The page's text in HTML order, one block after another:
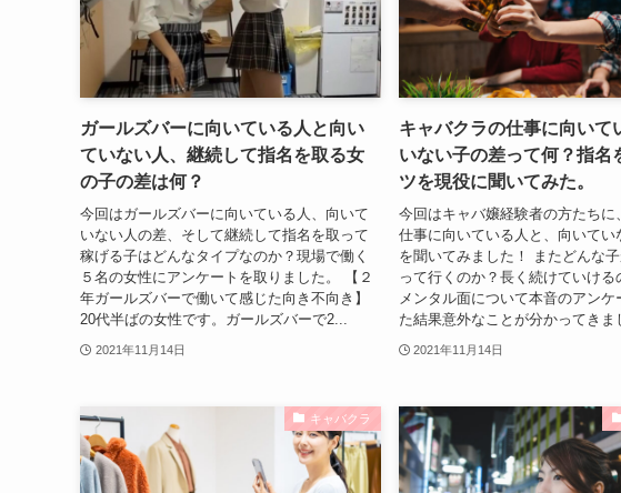
ガールズバーに向いている人と向い
ていない人、継続して指名を取る女
の子の差は何？
今回はガールズバーに向いている人、向いて
いない人の差、そして継続して指名を取って
稼げる子はどんなタイプなのか？現場で働く
５名の女性にアンケートを取りました。 【２
年ガールズバーで働いて感じた向き不向き】
20代半ばの女性です。ガールズバーで2...
2021年11月14日
キャバクラの仕事に向いて
いない子の差って何？指名
ツを現役に聞いてみた。
今回はキャバ嬢経験者の方たちに
仕事に向いている人と、向いてい
を聞いてみました！ またどんな
って行くのか？長く続けていける
メンタル面について本音のアンケ
た結果意外なことが分かってきま
2021年11月14日
キャバクラ